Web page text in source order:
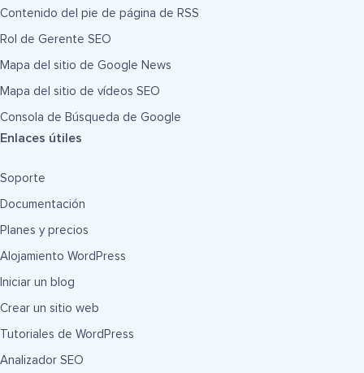
Contenido del pie de página de RSS
Rol de Gerente SEO
Mapa del sitio de Google News
Mapa del sitio de vídeos SEO
Consola de Búsqueda de Google
Enlaces útiles
Soporte
Documentación
Planes y precios
Alojamiento WordPress
Iniciar un blog
Crear un sitio web
Tutoriales de WordPress
Analizador SEO